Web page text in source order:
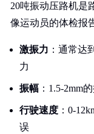
20吨振动压路机是
像运动员的体检报
激振力 ：通常达
力
振幅 ：1.5-2mm
行驶速度 ：0-
误